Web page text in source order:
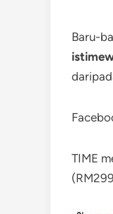
Baru-
TIME